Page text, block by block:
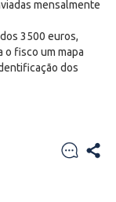
mensalmente
3500 euros,
o fisco um mapa
dos